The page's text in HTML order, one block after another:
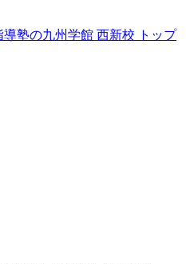
塾の九州学館 西新校 トップ